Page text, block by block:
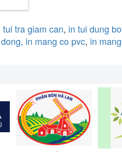
tui tra giam can, in tui dung
in mang co pvc, in